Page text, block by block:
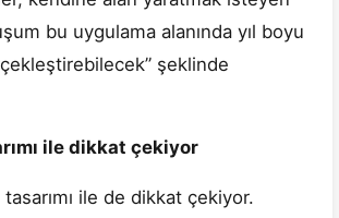
bu uygulama alanında yıl boyu
şeklinde
ile dikkat çekiyor
ile de dikkat çekiyor.